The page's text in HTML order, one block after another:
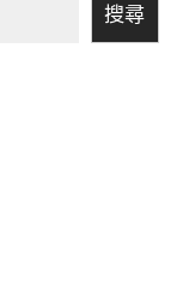
搜尋